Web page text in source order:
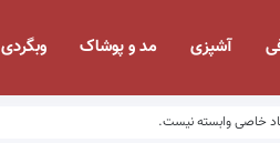
آشپزی مد و پوشاک وبگردی
خاصی وابسته نیست.